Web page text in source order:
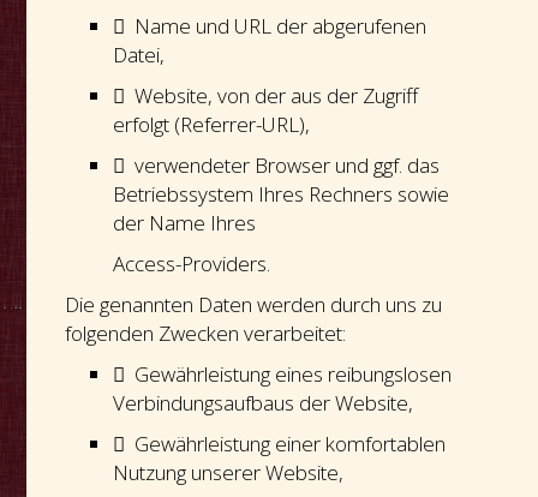
 Name und URL der abgerufenen
Datei,
 Website, von der aus der Zugriff
erfolgt (Referrer-URL),
 verwendeter Browser und ggf. das
Betriebssystem Ihres Rechners sowie
der Name Ihres
Access-Providers.
Die genannten Daten werden durch uns zu
folgenden Zwecken verarbeitet:
 Gewährleistung eines reibungslosen
Verbindungsaufbaus der Website,
 Gewährleistung einer komfortablen
Nutzung unserer Website,